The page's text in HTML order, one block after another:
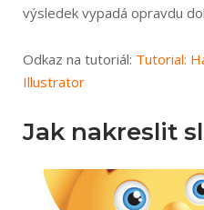
výsledek vypadá opravdu
Odkaz na tutoriál: Tutorial:
Illustrator
Jak nakreslit